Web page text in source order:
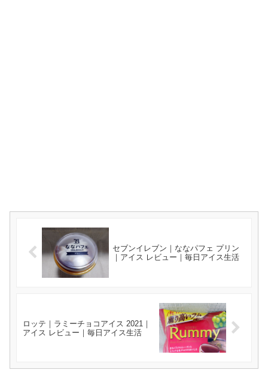
セブンイレブン｜ななパフェ プリン
｜アイス レビュー｜毎日アイス生活
ロッテ｜ラミーチョコアイス 2021｜
アイス レビュー｜毎日アイス生活